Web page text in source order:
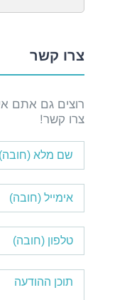
צרו קשר
רוצים גם אתם
צרו קשר!